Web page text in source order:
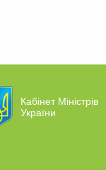
Кабінет Міністрів
України